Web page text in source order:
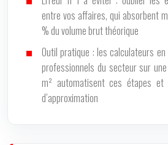
entre vos affaires, qui absorbent
% du volume brut théorique
Outil pratique : les calculateurs
professionnels du secteur sur
m² automatisent ces étapes et
d’approximation